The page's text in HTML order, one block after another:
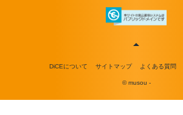
DiCEについて サイトマップ よくある質問
© musou -